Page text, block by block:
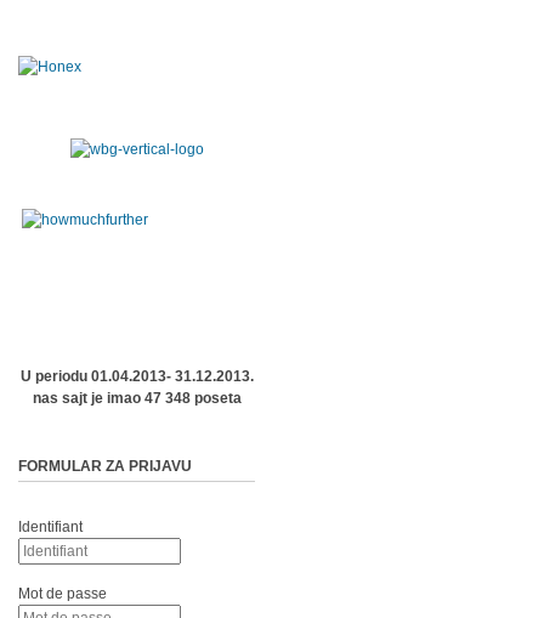
U periodu 01.04.2013- 31.12.2013.
nas sajt je imao 47 348 poseta
FORMULAR ZA PRIJAVU
Identifiant
Mot de passe